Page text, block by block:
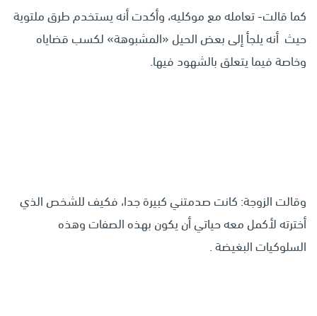
كما قالت- تعامله مع موكليه، وأكدت أنه يستخدم طرق ملتوية
حيث أنه يلجأ إلى بعض الحيل «المشبوهة» لكسب قضاياه
وخاصة فيما يتعلق بالشهود فيها.
وقالت الزوجة: كانت صدمتني كبيرة جدا، فكيف للشخص الذي
أخترته لأكمل معه حياتي أن يكون بهذه الصفات وهذه
السلوكيات البغيضة .